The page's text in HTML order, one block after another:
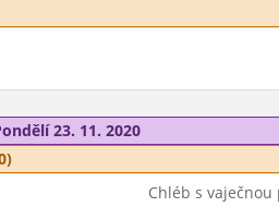
23. 11. 2020
Chléb s vaječnou